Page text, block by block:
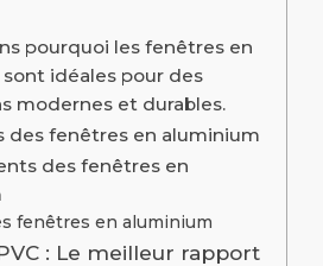
pourquoi les fenêtres en
idéales pour des
modernes et durables.
des fenêtres en aluminium
des fenêtres en
fenêtres en aluminium
: Le meilleur rapport